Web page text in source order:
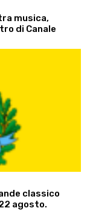
musica,
di Canale
classico
agosto.